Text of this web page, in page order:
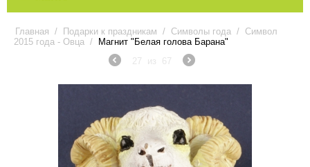
Главная / Подарки к праздникам / Символы года / Символ
2015 года - Овца /
Магнит "Белая голова Барана"
27
из 67